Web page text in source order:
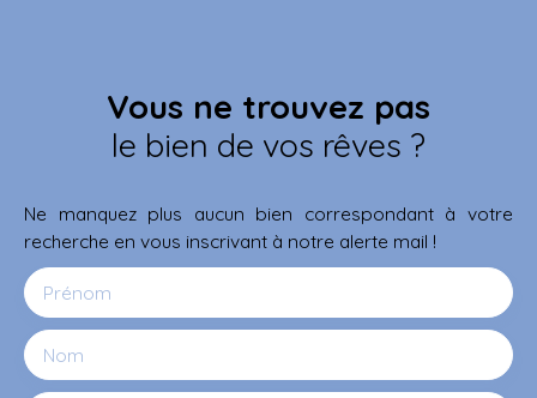
Vous ne trouvez pas
le bien de vos rêves ?
Ne manquez plus aucun bien correspondant à votre
recherche en vous inscrivant à notre alerte mail !
Prénom
Nom